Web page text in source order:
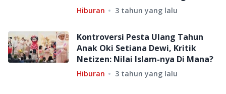
Hiburan 3 tahun yang lalu
Kontroversi Pesta Ulang Tahun
Anak Oki Setiana Dewi, Kritik
Netizen: Nilai Islam-nya Di Mana?
Hiburan 3 tahun yang lalu